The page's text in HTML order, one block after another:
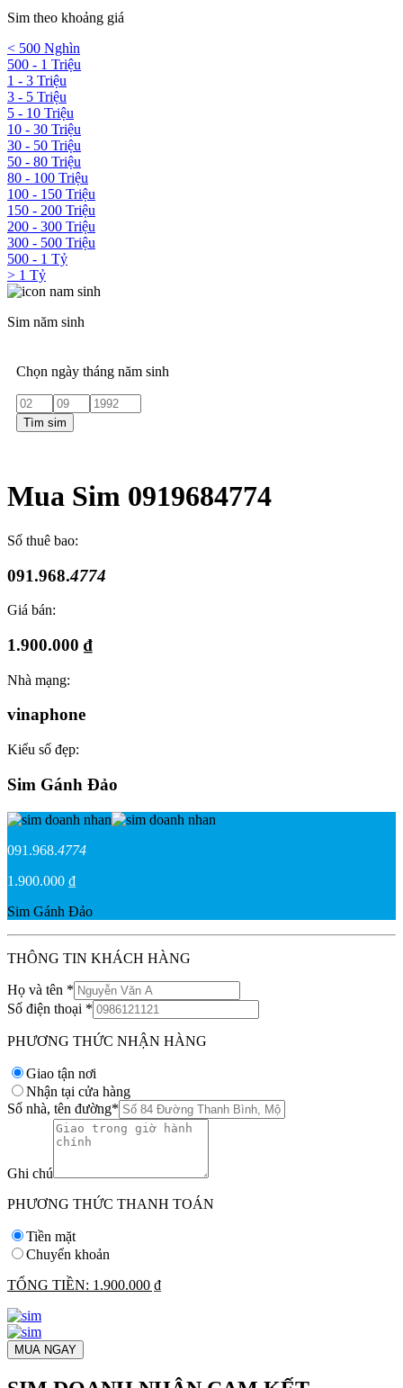
Sim theo khoảng giá
< 500 Nghìn
500 - 1 Triệu
1 - 3 Triệu
3 - 5 Triệu
5 - 10 Triệu
10 - 30 Triệu
30 - 50 Triệu
50 - 80 Triệu
80 - 100 Triệu
100 - 150 Triệu
150 - 200 Triệu
200 - 300 Triệu
300 - 500 Triệu
500 - 1 Tỷ
> 1 Tỷ
Sim năm sinh
Chọn ngày tháng năm sinh
Tìm sim
Mua Sim 0919684774
Số thuê bao:
091.968.4774
Giá bán:
1.900.000 ₫
Nhà mạng:
vinaphone
Kiểu số đẹp:
Sim Gánh Đảo
091.968.4774
1.900.000 ₫
Sim Gánh Đảo
THÔNG TIN KHÁCH HÀNG
Họ và tên *
Số điện thoại *
PHƯƠNG THỨC NHẬN HÀNG
Giao tận nơi
Nhận tại cửa hàng
Số nhà, tên đường*
Ghi chú
PHƯƠNG THỨC THANH TOÁN
Tiền mặt
Chuyển khoản
TỔNG TIỀN: 1.900.000 ₫
MUA NGAY